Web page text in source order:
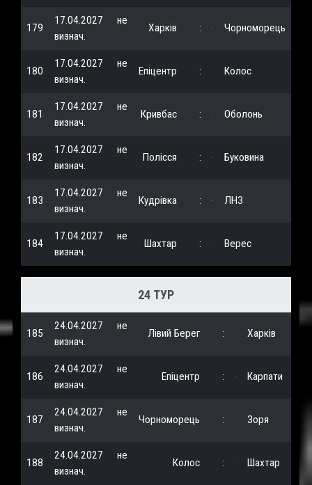
179
17.04.2027
не
визнач.
Харків : Чорноморець
180
17.04.2027
не
визнач.
Епіцентр : Колос
181
17.04.2027
не
визнач.
Кривбас : Оболонь
182
17.04.2027
не
визнач.
Полісся : Буковина
183
17.04.2027
не
визнач.
Кудрівка : ЛНЗ
184
17.04.2027
не
визнач.
Шахтар : Верес
24 ТУР
185
24.04.2027
не
визнач.
Лівий Берег : Харків
186
24.04.2027
не
визнач.
Епіцентр : Карпати
187
24.04.2027
не
визнач.
Чорноморець : Зоря
188
24.04.2027
не
визнач.
Колос : Шахтар